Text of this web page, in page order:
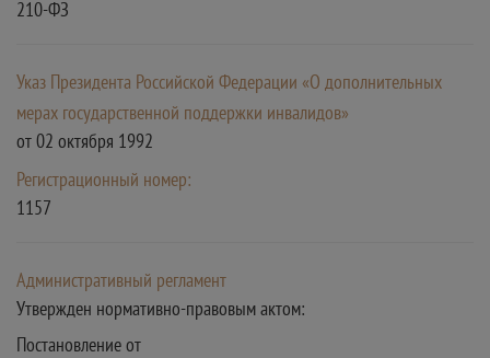
210-ФЗ
Указ Президента Российской Федерации «О дополнительных
мерах государственной поддержки инвалидов»
от 02 октября 1992
Регистрационный номер:
1157
Административный регламент
Утвержден нормативно-правовым актом:
Постановление от